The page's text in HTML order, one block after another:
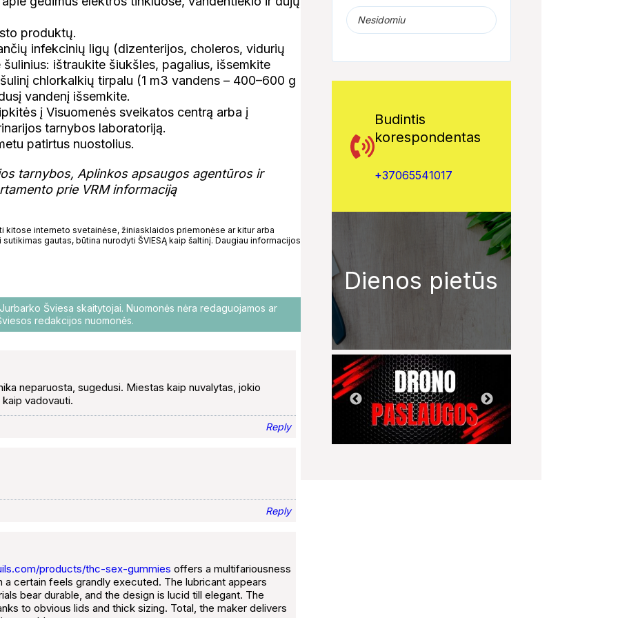
produktų.
infekcinių ligų (dizenterijos, choleros, vidurių
ištraukite šiukšles, pagalius, išsemkite
chlorkalkių tirpalu (1 m3 vandens – 400–600 g
vandenį išsemkite.
į Visuomenės sveikatos centrą arba į
tarnybos laboratoriją.
patirtus nuostolius.
tarnybos, Aplinkos apsaugos agentūros ir
prie VRM informaciją
kitose interneto svetainėse, žiniasklaidos priemonėse ar kitur arba
gautas, būtina nurodyti ŠVIESĄ kaip šaltinį. Daugiau informacijos
Šviesa skaitytojai. Nuomonės nėra redaguojamos ar
redakcijos nuomonės.
neparuosta, sugedusi. Miestas kaip nuvalytas, jokio
vadovauti.
Reply
Reply
products/thc-sex-gummies offers a multifariousness
certain feels grandly executed. The lubricant appears
bear durable, and the design is lucid till elegant. The
to obvious lids and thick sizing. Total, the maker delivers
Nesidomiu
Budintis
korespondentas
+37065541017
Dienos pietūs